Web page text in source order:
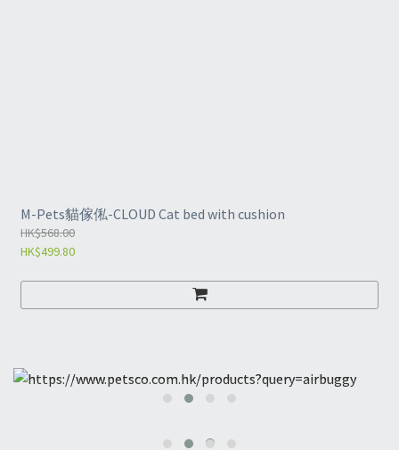
M-Pets貓傢俬-CLOUD Cat bed with cushion
HK$568.00
HK$499.80